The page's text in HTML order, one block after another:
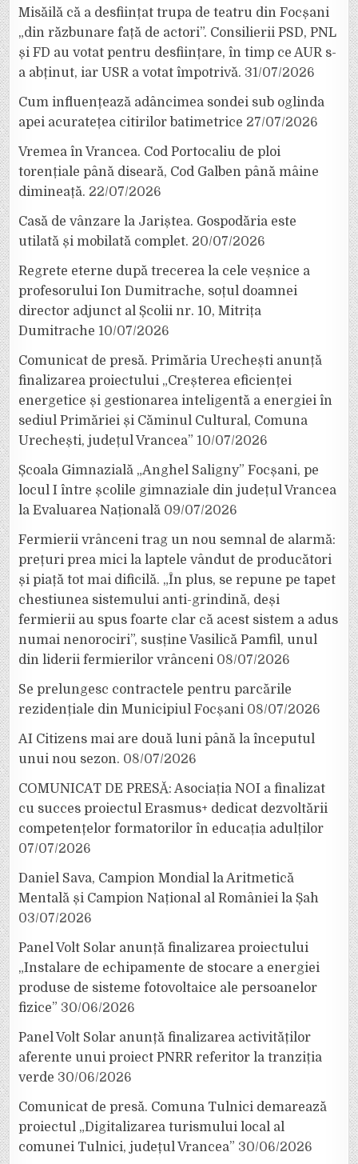
Misăilă că a desființat trupa de teatru din Focșani
„din răzbunare față de actori”. Consilierii PSD, PNL
și FD au votat pentru desființare, în timp ce AUR s-
a abținut, iar USR a votat împotrivă. 31/07/2026
Cum influențează adâncimea sondei sub oglinda
apei acuratețea citirilor batimetrice 27/07/2026
Vremea în Vrancea. Cod Portocaliu de ploi
torențiale până diseară, Cod Galben până mâine
dimineață. 22/07/2026
Casă de vânzare la Jariștea. Gospodăria este
utilată și mobilată complet. 20/07/2026
Regrete eterne după trecerea la cele veșnice a
profesorului Ion Dumitrache, soțul doamnei
director adjunct al Școlii nr. 10, Mitrița
Dumitrache 10/07/2026
Comunicat de presă. Primăria Urechești anunță
finalizarea proiectului „Creșterea eficienței
energetice și gestionarea inteligentă a energiei în
sediul Primăriei și Căminul Cultural, Comuna
Urechești, județul Vrancea” 10/07/2026
Școala Gimnazială „Anghel Saligny” Focșani, pe
locul I între școlile gimnaziale din județul Vrancea
la Evaluarea Națională 09/07/2026
Fermierii vrânceni trag un nou semnal de alarmă:
prețuri prea mici la laptele vândut de producători
și piață tot mai dificilă. „În plus, se repune pe tapet
chestiunea sistemului anti-grindină, deși
fermierii au spus foarte clar că acest sistem a adus
numai nenorociri”, susține Vasilică Pamfil, unul
din liderii fermierilor vrânceni 08/07/2026
Se prelungesc contractele pentru parcările
rezidențiale din Municipiul Focșani 08/07/2026
AI Citizens mai are două luni până la începutul
unui nou sezon. 08/07/2026
COMUNICAT DE PRESĂ: Asociația NOI a finalizat
cu succes proiectul Erasmus+ dedicat dezvoltării
competențelor formatorilor în educația adulților
07/07/2026
Daniel Sava, Campion Mondial la Aritmetică
Mentală și Campion Național al României la Șah
03/07/2026
Panel Volt Solar anunță finalizarea proiectului
„Instalare de echipamente de stocare a energiei
produse de sisteme fotovoltaice ale persoanelor
fizice” 30/06/2026
Panel Volt Solar anunță finalizarea activităților
aferente unui proiect PNRR referitor la tranziția
verde 30/06/2026
Comunicat de presă. Comuna Tulnici demarează
proiectul „Digitalizarea turismului local al
comunei Tulnici, județul Vrancea” 30/06/2026